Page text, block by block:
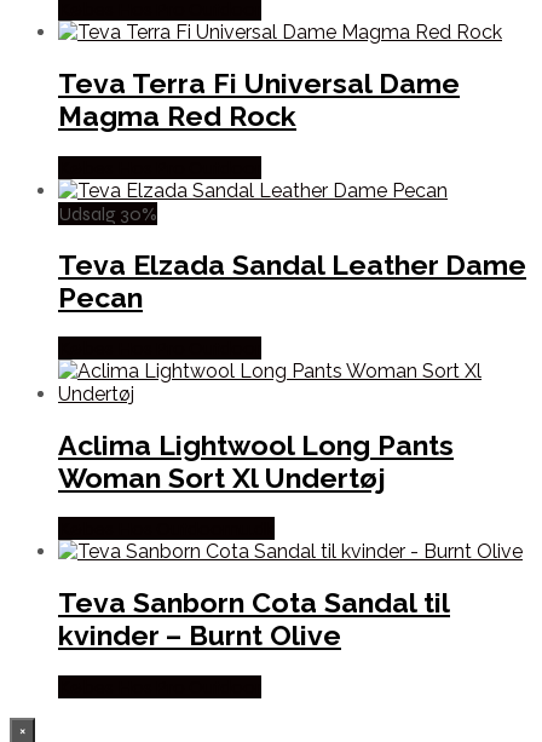
Teva Terra Fi Universal Dame
Magma Red Rock
Udsalg 30%
Teva Elzada Sandal Leather Dame
Pecan
Aclima Lightwool Long Pants
Woman Sort Xl Undertøj
Teva Sanborn Cota Sandal til
kvinder – Burnt Olive
×